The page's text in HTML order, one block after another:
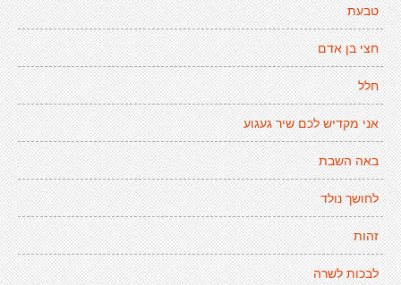
טבעת
חצי בן אדם
חלל
אני מקדיש לכם שיר געגוע
באה השבת
לחושך נולד
זהות
לבכות לשרה